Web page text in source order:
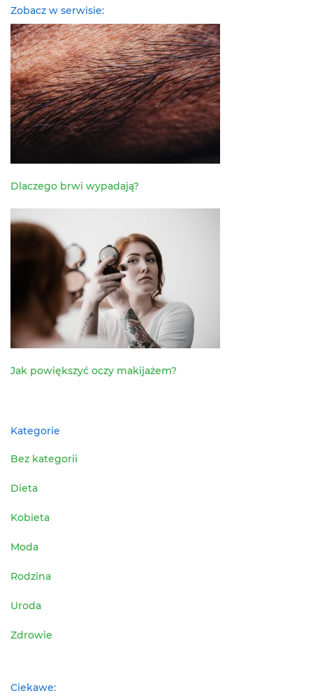
Zobacz w serwisie:
Dlaczego brwi wypadają?
Jak powiększyć oczy makijażem?
Kategorie
Bez kategorii
Dieta
Kobieta
Moda
Rodzina
Uroda
Zdrowie
Ciekawe: